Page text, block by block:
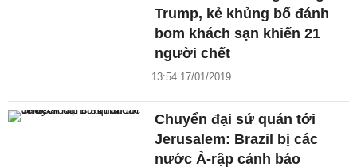
Trump, kẻ khủng bố đánh
bom khách sạn khiến 21
người chết
13:54 17/01/2019
Chuyển đại sứ quán tới
Jerusalem: Brazil bị các
nước Ả-rập cảnh báo